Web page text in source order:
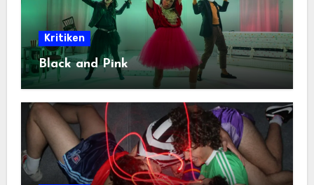
Kritiken
Black and Pink